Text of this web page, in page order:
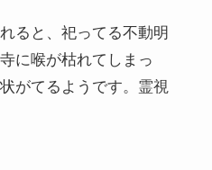
ると、祀ってる不動明
に喉が枯れてしまっ
がてるようです。霊視